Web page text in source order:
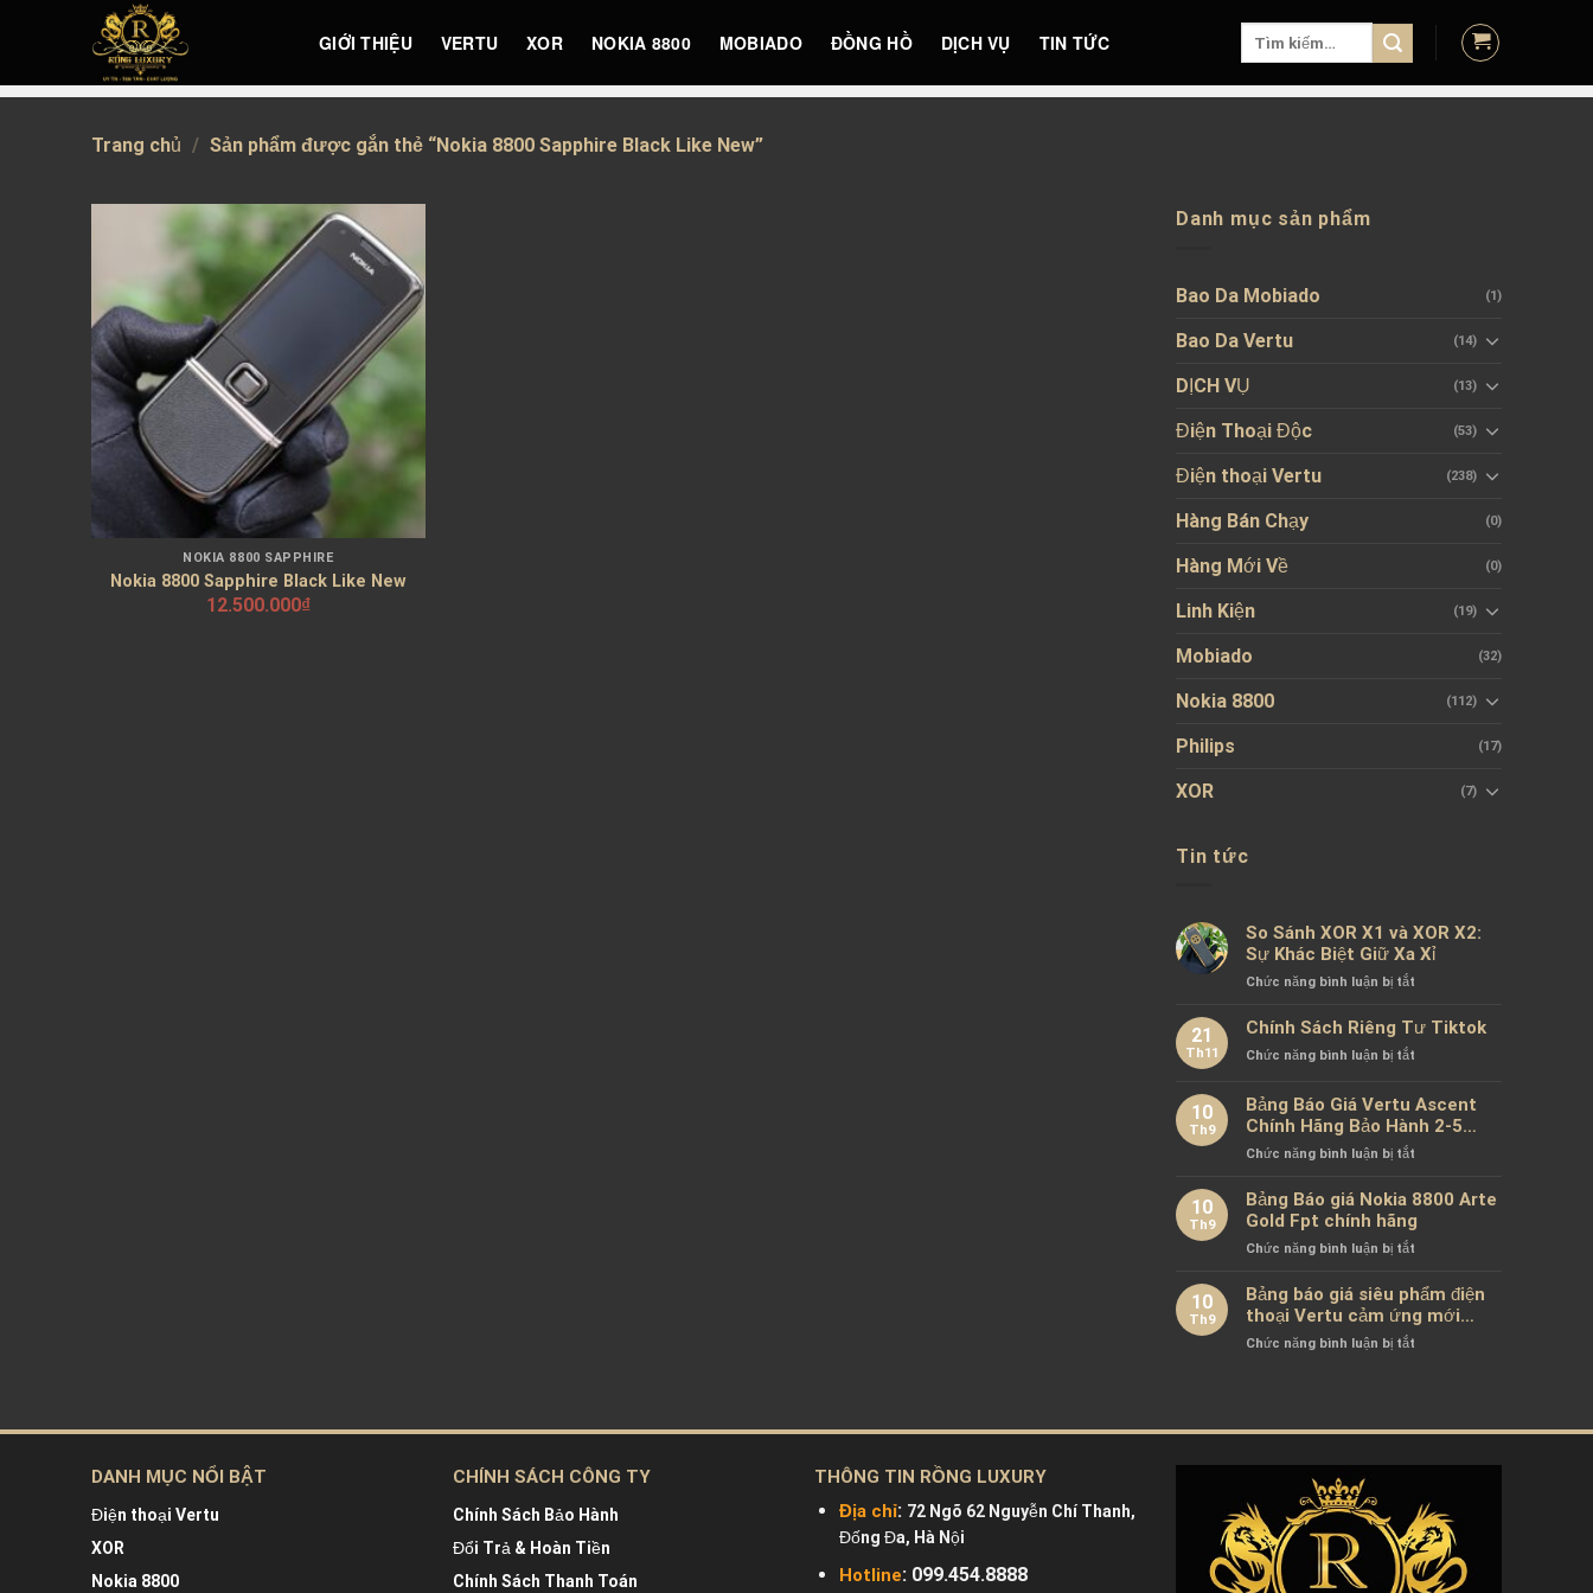
GIỚI THIỆU VERTU XOR NOKIA 8800 MOBIADO ĐỒNG HỒ DỊCH VỤ TIN TỨC
Trang chủ / Sản phẩm được gắn thẻ “Nokia 8800 Sapphire Black Like New”
NOKIA 8800 SAPPHIRE
Nokia 8800 Sapphire Black Like New
12.500.000₫
Danh mục sản phẩm
Bao Da Mobiado (1)
Bao Da Vertu (14)
DỊCH VỤ (13)
Điện Thoại Độc (53)
Điện thoại Vertu (238)
Hàng Bán Chạy (0)
Hàng Mới Về (0)
Linh Kiện (19)
Mobiado (32)
Nokia 8800 (112)
Philips (17)
XOR (7)
Tin tức
So Sánh XOR X1 và XOR X2:
Sự Khác Biệt Giữ Xa Xỉ
Chức năng bình luận bị tắt
Sánh
XOR
X2:
Giữ
21
Th11
Chính Sách Riêng Tư Tiktok
Chức năng bình luận bị tắt
Sách
Riêng
Tư
10
Th9
Bảng Báo Giá Vertu Ascent
Chính Hãng Bảo Hành 2-5
Năm
Chức năng bình luận bị tắt
Báo
Vertu
Hãng
Bảo
10
Th9
Bảng Báo giá Nokia 8800 Arte
Gold Fpt chính hãng
Chức năng bình luận bị tắt
Báo
Nokia
chính
10
Th9
Bảng báo giá siêu phẩm điện
thoại Vertu cảm ứng mới
nhất chính hãng 100%
Chức năng bình luận bị tắt
điện
Vertu
cảm
ứng
mới
nhất
DANH MỤC NỔI BẬT
Điện thoại Vertu
XOR
Nokia 8800
CHÍNH SÁCH CÔNG TY
Chính Sách Bảo Hành
Đổi Trả & Hoàn Tiền
Chính Sách Thanh Toán
THÔNG TIN RỒNG LUXURY
Địa chỉ: 72 Ngõ 62 Nguyễn Chí Thanh,
Đống Đa, Hà Nội
Hotline: 099.454.8888